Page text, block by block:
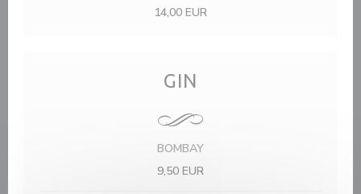
14,00 EUR
GIN
BOMBAY
9,50 EUR